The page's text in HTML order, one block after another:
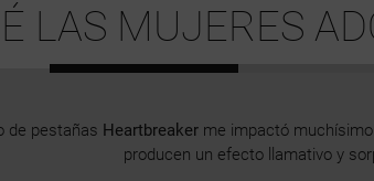
LAS MUJERES
de pestañas Heartbreaker me impactó
producen un efecto llamativo y